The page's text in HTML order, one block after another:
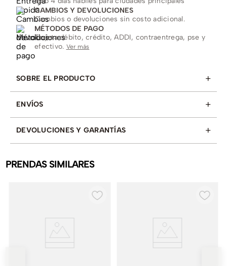
CAMBIOS Y DEVOLUCIONES
Cambios o devoluciones sin costo adicional.
MÉTODOS DE PAGO
Tarjeta débito, crédito, ADDI, contraentrega, pse y
efectivo. Ver más
SOBRE EL PRODUCTO +
ENVÍOS +
DEVOLUCIONES Y GARANTÍAS +
PRENDAS SIMILARES